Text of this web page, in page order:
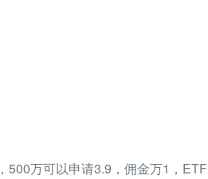
500万可以申请3.9，佣金万1，ETF